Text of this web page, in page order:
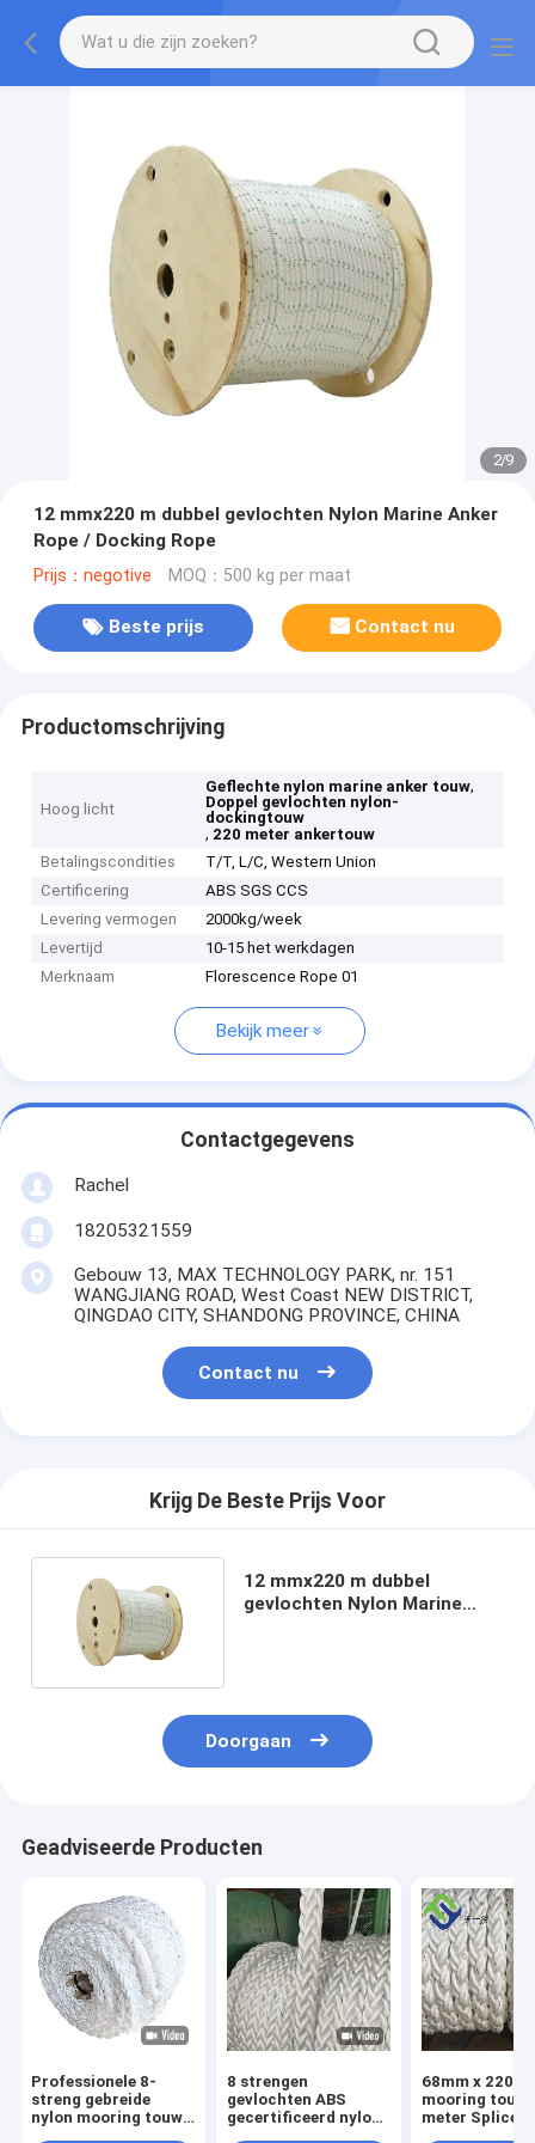
2/9
12 mmx220 m dubbel gevlochten Nylon Marine Anker
Rope / Docking Rope
Prijs：negotive MOQ：500 kg per maat
Beste prijs Contact nu
Productomschrijving
Hoog licht
Geflechte nylon marine anker touw,
Doppel gevlochten nylon-
dockingtouw
, 220 meter ankertouw
Betalingscondities
T/T, L/C, Western Union
Certificering
ABS SGS CCS
Levering vermogen
2000kg/week
Levertijd
10-15 het werkdagen
Merknaam
Florescence Rope 01
Bekijk meer
Contactgegevens
Rachel
18205321559
Gebouw 13, MAX TECHNOLOGY PARK, nr. 151
WANGJIANG ROAD, West Coast NEW DISTRICT,
QINGDAO CITY, SHANDONG PROVINCE, CHINA
Contact nu
Krijg De Beste Prijs Voor
12 mmx220 m dubbel
gevlochten Nylon Marine
Doorgaan
Geadviseerde Producten
Professionele 8-
streng gebreide
nylon mooring touw
8 strengen
gevlochten ABS
gecertificeerd nylon
68mm x 220m
mooring touw
meter Splice